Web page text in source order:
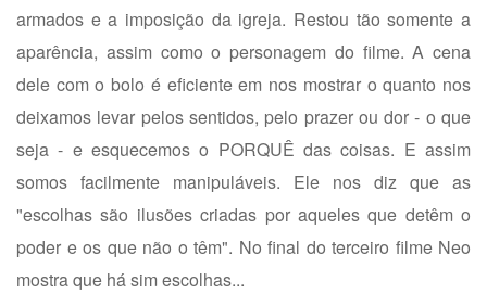
armados e a imposição da igreja. Restou tão somente a
aparência, assim como o personagem do filme. A cena
dele com o bolo é eficiente em nos mostrar o quanto nos
deixamos levar pelos sentidos, pelo prazer ou dor - o que
seja - e esquecemos o PORQUÊ das coisas. E assim
somos facilmente manipuláveis. Ele nos diz que as
"escolhas são ilusões criadas por aqueles que detêm o
poder e os que não o têm". No final do terceiro filme Neo
mostra que há sim escolhas...